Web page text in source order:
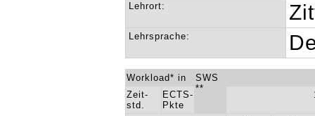
Lehrort:
Lehrsprache:
Workload* in
SWS
**
Zeit-
std.
ECTS-
Pkte